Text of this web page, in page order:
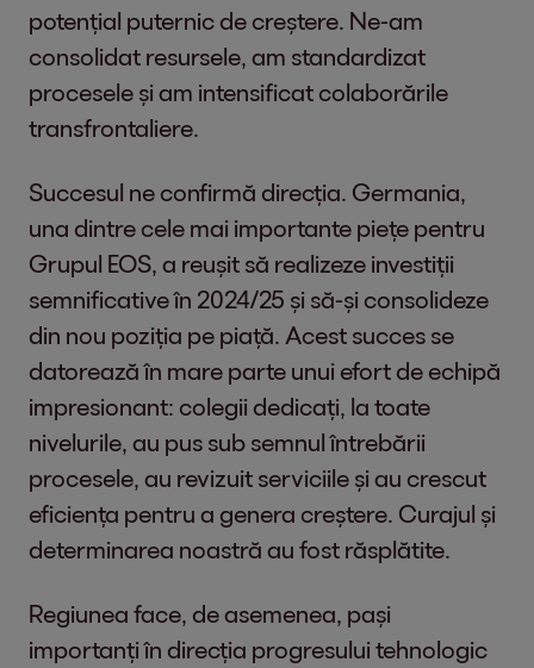
potențial puternic de creștere. Ne-am
consolidat resursele, am standardizat
procesele și am intensificat colaborările
transfrontaliere.
Succesul ne confirmă direcția. Germania,
una dintre cele mai importante piețe pentru
Grupul EOS, a reușit să realizeze investiții
semnificative în 2024/25 și să-și consolideze
din nou poziția pe piață. Acest succes se
datorează în mare parte unui efort de echipă
impresionant: colegii dedicați, la toate
nivelurile, au pus sub semnul întrebării
procesele, au revizuit serviciile și au crescut
eficiența pentru a genera creștere. Curajul și
determinarea noastră au fost răsplătite.
Regiunea face, de asemenea, pași
importanți în direcția progresului tehnologic